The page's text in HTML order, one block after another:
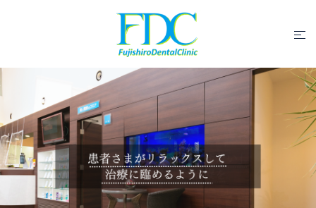
ツ
へ
ス
キ
ッ
プ
ト
ル
ニ
ュ
ー